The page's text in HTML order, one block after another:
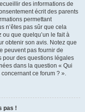
des informations de
écrit des parents
permettant
n’êtes pas sûr que cela
ou que quelqu’un le fait à
obtenir son avis. Notez que
peuvent pas fournir de
pour des questions légales
dans la question « Qui
ce forum ? ».
pas !